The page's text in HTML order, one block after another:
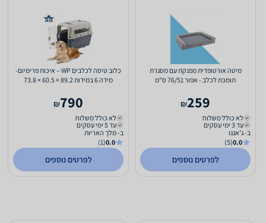
מיטה אורטופדית מפנקת עם מסגרת
תומכת לכלב - אפור 76/51 ס"מ
259
₪
לא כולל משלוח
עד 3 ימי עסקים
ב- ג'אנגו
0.0
(5)
לפרטים נוספים
כלוב טיסה לכלבים WP – איכות פרימיום-
מידה 6 במידות 89.2 × 60.5 × 73.8
790
₪
לא כולל משלוח
עד 5 ימי עסקים
ב- מלך האריות
0.0
(1)
לפרטים נוספים